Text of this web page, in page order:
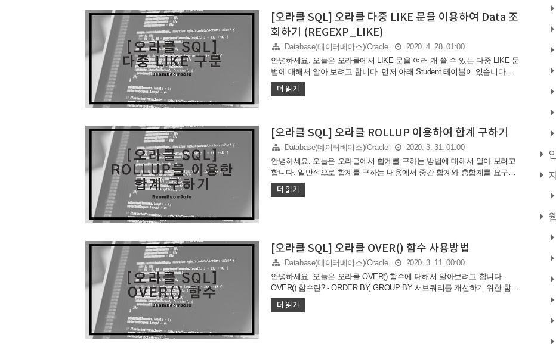
[오라클 SQL] 오라클 다중 LIKE 문을 이용하여 Data 조
회하기 (REGEXP_LIKE)
Database(데이터베이스)/Oracle
2020. 4. 28. 01:00
안녕하세요. 오늘은 오라클에서 LIKE 문을 여러 개 쓸 수 있는 다중 LIKE 문
법에 대해서 알아 보려고 합니다. 먼저 아래 Student 테이블이 있습니다.
STUDENT 테이블 여기서 다중 LIKE 구문인 REGEXP_LIKE 구문을 이용하
여 Name 이 “양준일”, “범범” , “JO” 라는 이름을 가진 사람을 조회해 보도록
더 읽기
[오라클 SQL] 오라클 ROLLUP 이용하여 합계 구하기
Database(데이터베이스)/Oracle
2020. 3. 31. 01:00
안녕하세요. 오늘은 오라클에서 합계를 구하는 방법에 대해서 알아 보려고
합니다. 일반적으로 합계를 구하는 내용에서 중간 합계와 총합계를 요구할
때가 잦은데요. 이럴 때 오라클에서 제공해주는 ROLLUP 구문을 이용하면
쉽게 구할 수 있습니다. 먼저 아래 제가 임시로 만든 EMPLOYEE 테이블이
더 읽기
[오라클 SQL] 오라클 OVER() 함수 사용방법
Database(데이터베이스)/Oracle
2020. 3. 11. 00:00
안녕하세요. 오늘은 오라클 OVER() 함수에 대해서 알아보려고 합니다.
OVER() 함수란? - ORDER BY, GROUP BY 서브쿼리를 개선하기 위한 함수
OVER() 함수는 위에서도 얘기 하였듯이, ORDER BY, GROUP BY 서브쿼
리를 개선하기 위해 만든 함수입니다. 즉, ORDER BY, GROUP BY 구문을
더 읽기